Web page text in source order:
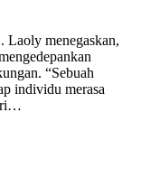
menegaskan,
“Sebuah
individu merasa